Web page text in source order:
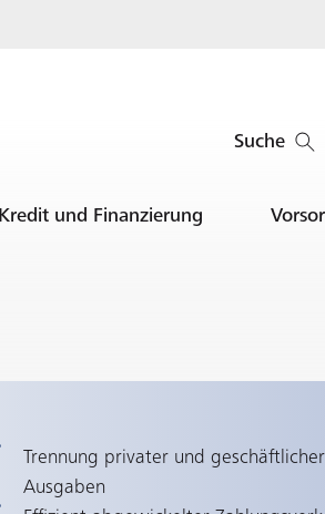
Suche
Kredit und Finanzierung
Trennung privater und geschäftlicher
Ausgaben